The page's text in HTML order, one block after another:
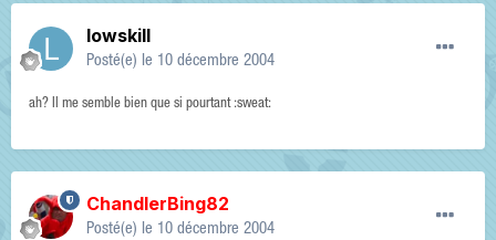
lowskill
Posté(e) le 10 décembre 2004
ah? Il me semble bien que si pourtant :sweat:
ChandlerBing82
Posté(e) le 10 décembre 2004